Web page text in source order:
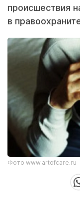
происшествия
в
Фото www.artofcare.ru